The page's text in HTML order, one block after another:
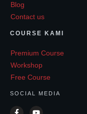
Blog
Contact us
COURSE KAMI
Premium Course
Workshop
Free Course
SOCIAL MEDIA